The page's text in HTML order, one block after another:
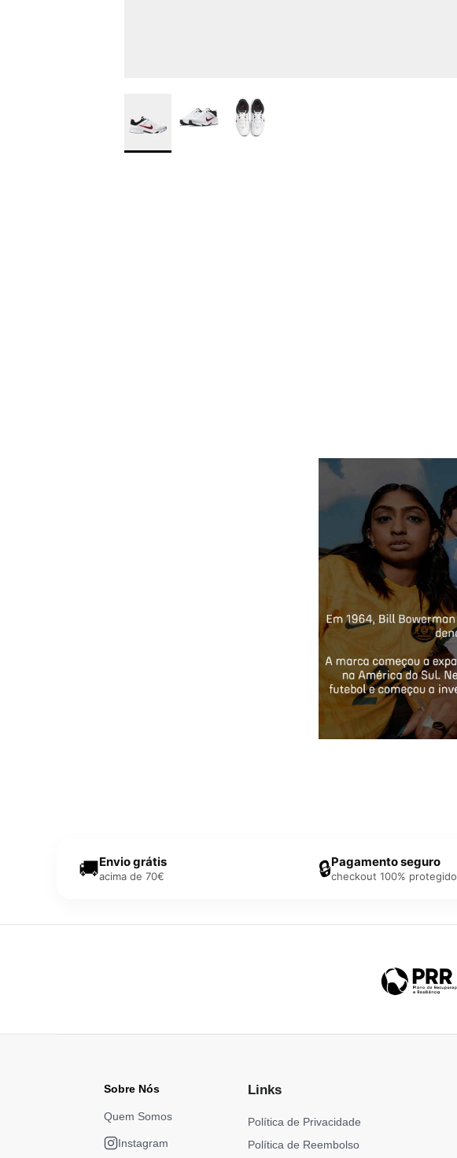
🚚Envio grátis
acima de 70€ 🔒Pagamento seguro
checkout 100% protegido
Sobre Nós
Quem Somos
Instagram
Links
Política de Privacidade
Política de Reembolso